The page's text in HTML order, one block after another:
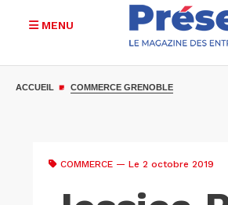
MENU
ACCUEIL COMMERCE GRENOBLE
COMMERCE — Le 2 octobre 2019